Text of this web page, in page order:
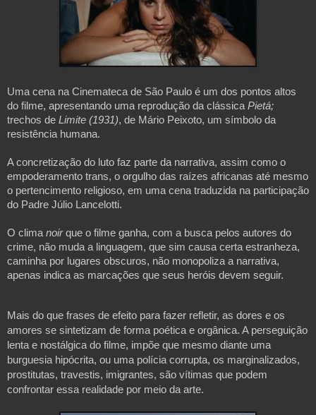
Uma cena na Cinemateca de São Paulo é um dos pontos altos
do filme, apresentando uma reprodução da clássica Pietá;
trechos de Limite (1931), de Mário Peixoto, um símbolo da
resistência humana.
A concretização do luto faz parte da narrativa, assim como o
empoderamento trans, o orgulho das raízes africanas até mesmo
o pertencimento religioso, em uma cena traduzida na participação
do Padre Júlio Lancelotti.
O clima noir que o filme ganha, com a busca pelos autores do
crime, não muda a linguagem, que sim causa certa estranheza,
caminha por lugares obscuros, não monopoliza a narrativa,
apenas indica as marcações que seus heróis devem seguir.
Mais do que frases de efeito para fazer refletir, as dores e os
amores se sintetizam de forma poética e orgânica. A perseguição
lenta e nostálgica do filme, impõe que mesmo diante uma
burguesia hipócrita, ou uma polícia corrupta, os marginalizados,
prostitutas, travestis, imigrantes, são vítimas que podem
confrontar essa realidade por meio da arte.